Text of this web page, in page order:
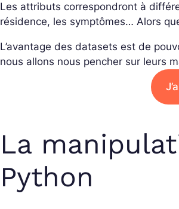
Les attributs correspondront à
résidence, les symptômes… Alors
L’avantage des datasets est de
nous allons nous pencher sur leurs
La
Python